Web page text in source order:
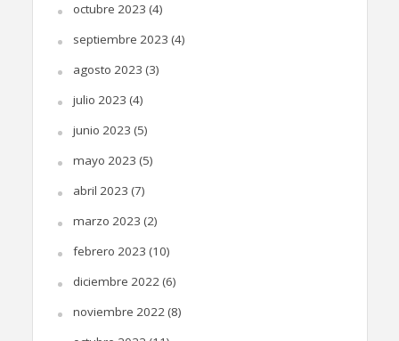
octubre 2023 (4)
septiembre 2023 (4)
agosto 2023 (3)
julio 2023 (4)
junio 2023 (5)
mayo 2023 (5)
abril 2023 (7)
marzo 2023 (2)
febrero 2023 (10)
diciembre 2022(6)
noviembre 2022(8)